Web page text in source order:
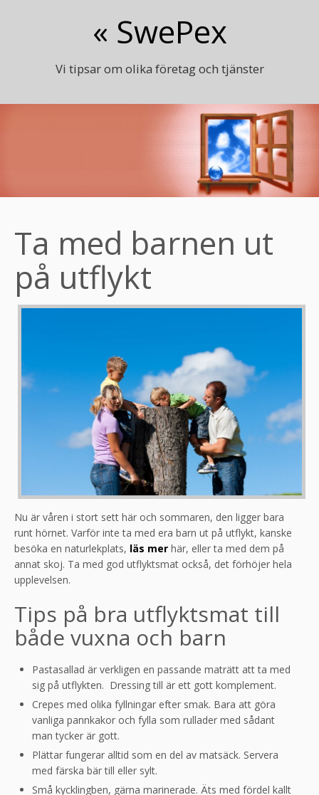
« SwePex
Vi tipsar om olika företag och tjänster
Ta med barnen ut
på utflykt
Nu är våren i stort sett här och sommaren, den ligger bara
runt hörnet. Varför inte ta med era barn ut på utflykt, kanske
besöka en naturlekplats, läs mer här, eller ta med dem på
annat skoj. Ta med god utflyktsmat också, det förhöjer hela
upplevelsen.
Tips på bra utflyktsmat till
både vuxna och barn
Pastasallad är verkligen en passande maträtt att ta med
sig på utflykten. Dressing till är ett gott komplement.
Crepes med olika fyllningar efter smak. Bara att göra
vanliga pannkakor och fylla som rullader med sådant
man tycker är gott.
Plättar fungerar alltid som en del av matsäck. Servera
med färska bär till eller sylt.
Små kycklingben, gärna marinerade. Äts med fördel kallt